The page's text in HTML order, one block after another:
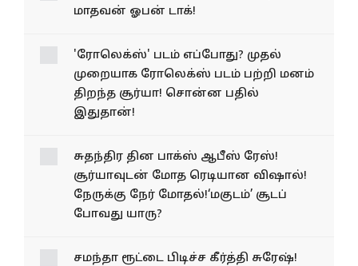
மாதவன் ஓபன் டாக்!
'ரோலெக்ஸ்' படம் எப்போது? முதல்
முறையாக ரோலெக்ஸ் படம் பற்றி மனம்
திறந்த சூர்யா! சொன்ன பதில்
இதுதான்!
சுதந்திர தின பாக்ஸ் ஆபீஸ் ரேஸ்!
சூர்யாவுடன் மோத ரெடியான விஷால்!
நேருக்கு நேர் மோதல்!‘மகுடம்’ சூடப்
போவது யாரு?
சமந்தா ரூட்டை பிடிச்ச கீர்த்தி சுரேஷ்!